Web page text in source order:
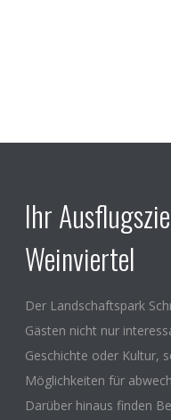
Ihr
Weinviertel
Der Landschaftspark
Gästen nicht nur
Geschichte oder Kultur,
Möglichkeiten für
Darüber hinaus finden